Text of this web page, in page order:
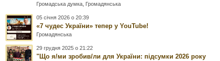
Громадська думка Громадянська
05 січня 2026 о 20:39
«7 чудес України» тепер у YouTube!
Громадянська
29 грудня 2025 о 21:22
"Що я/ми зробив/ли для України: підсумки 2026 року